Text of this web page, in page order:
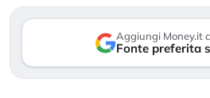
Aggiungi Money.it
Fonte preferita